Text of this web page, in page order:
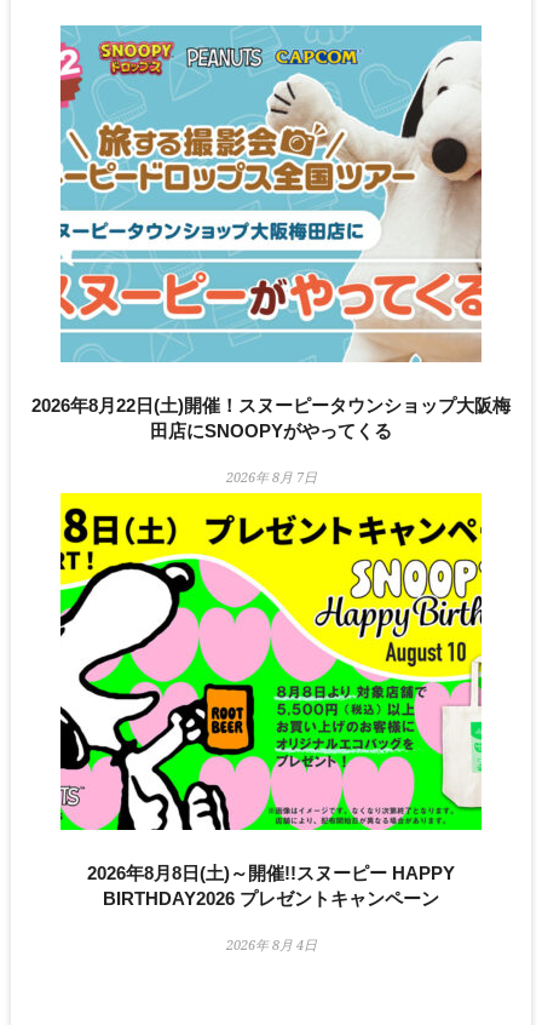
2026年8月22日(土)開催！スヌーピータウンショップ大阪梅
田店にSNOOPYがやってくる
2026年 8月 7日
2026年8月8日(土)～開催!!スヌーピー HAPPY
BIRTHDAY2026 プレゼントキャンペーン
2026年 8月 4日